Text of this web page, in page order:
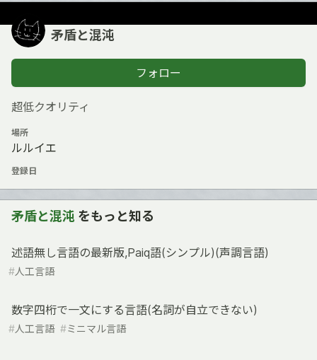
矛盾と混沌
フォロー
超低クオリティ
場所
ルルイエ
登録日
矛盾と混沌 をもっと知る
述語無し言語の最新版,Paiq語(シンプル)(声調言語)
#人工言語
数字四桁で一文にする言語(名詞が自立できない)
#人工言語 #ミニマル言語